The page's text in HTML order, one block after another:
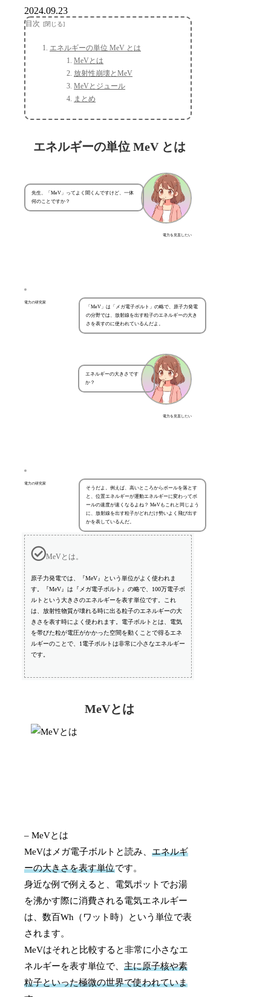
2024.09.23
目次
エネルギーの単位 MeV とは
MeVとは
放射性崩壊とMeV
MeVとジュール
まとめ
エネルギーの単位 MeV とは
電力を見直したい
先生、「MeV」ってよく聞くんですけど、一体
何のことですか？
電力の研究家
「MeV」は「メガ電子ボルト」の略で、原子力発電
の分野では、放射線を出す粒子のエネルギーの大き
さを表すのに使われているんだよ。
電力を見直したい
エネルギーの大きさです
か？
電力の研究家
そうだよ。例えば、高いところからボールを落とす
と、位置エネルギーが運動エネルギーに変わってボ
ールの速度が速くなるよね？ MeVもこれと同じよう
に、放射線を出す粒子がどれだけ勢いよく飛び出す
かを表しているんだ。
MeVとは。
原子力発電では、『MeV』という単位がよく使われま
す。『MeV』は『メガ電子ボルト』の略で、100万電子ボ
ルトという大きさのエネルギーを表す単位です。これ
は、放射性物質が壊れる時に出る粒子のエネルギーの大
きさを表す時によく使われます。電子ボルトとは、電気
を帯びた粒が電圧がかかった空間を動くことで得るエネ
ルギーのことで、1電子ボルトは非常に小さなエネルギー
です。
MeVとは
– MeVとは
MeVはメガ電子ボルトと読み、エネルギ
ーの大きさを表す単位です。
身近な例で例えると、電気ポットでお湯
を沸かす際に消費される電気エネルギー
は、数百Wh（ワット時）という単位で表
されます。
MeVはそれと比較すると非常に小さなエ
ネルギーを表す単位で、主に原子核や素
粒子といった極微の世界で使われていま